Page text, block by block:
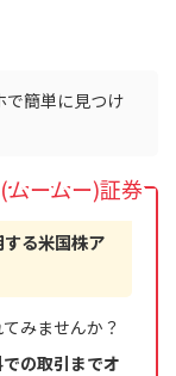
で簡単に見つけ
ームー)証券
る米国株ア
みませんか？
の取引までオ